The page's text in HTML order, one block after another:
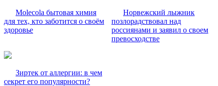
Molecola бытовая химия
для тех, кто заботится о своём
здоровье
Норвежский лыжник
позлорадствовал над
россиянами и заявил о своем
превосходстве
Зиртек от аллергии: в чем
секрет его популярности?